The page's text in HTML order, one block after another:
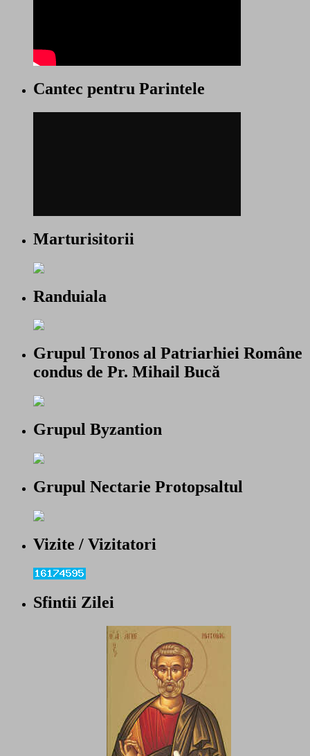
Cantec pentru Parintele
Marturisitorii
Randuiala
Grupul Tronos al Patriarhiei Române
condus de Pr. Mihail Bucă
Grupul Byzantion
Grupul Nectarie Protopsaltul
Vizite / Vizitatori
Sfintii Zilei